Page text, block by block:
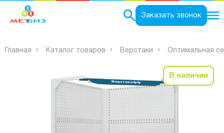
Заказать звонок
Главная Каталог товаров Верстаки Оптимальная
В наличии